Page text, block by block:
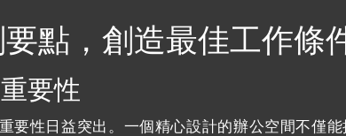
點，創造最佳工作條
要性
要性日益突出。一個精心設計的辦公空間不僅